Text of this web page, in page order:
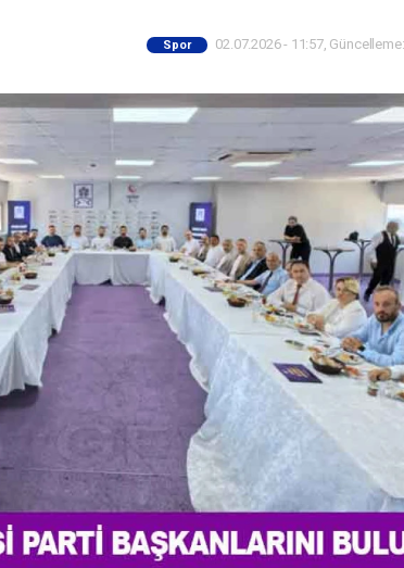
Spor 02.07.2026 - 11:57,